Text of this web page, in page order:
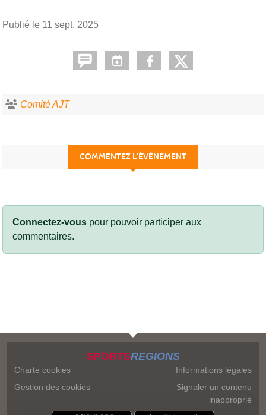
Publié le 11 sept. 2025
Comité AJT
COMMENTEZ L’ÉVÈNEMENT
Connectez-vous pour pouvoir participer aux
commentaires.
SPORTSREGIONS
Charte cookies
Gestion des cookies
Informations légales
Signaler un contenu
inapproprié